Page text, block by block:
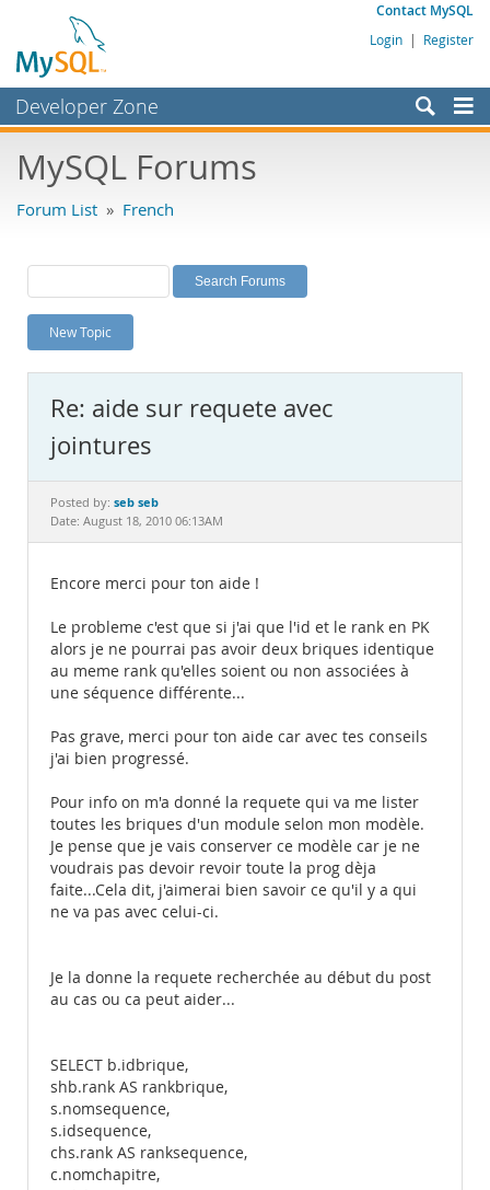
Contact MySQL
Login | Register
Developer Zone
Bugs
Labs
Planet MySQL
News and Events
MySQL.com
Downloads
Documentation
MySQL Forums
Forum List » French
New Topic
Re: aide sur requete avec
jointures
Posted by: seb seb
Date: August 18, 2010 06:13AM
Encore merci pour ton aide !
Le probleme c'est que si j'ai que l'id et le rank en PK
alors je ne pourrai pas avoir deux briques identique
au meme rank qu'elles soient ou non associées à
une séquence différente...
Pas grave, merci pour ton aide car avec tes conseils
j'ai bien progressé.
Pour info on m'a donné la requete qui va me lister
toutes les briques d'un module selon mon modèle.
Je pense que je vais conserver ce modèle car je ne
voudrais pas devoir revoir toute la prog dèja
faite...Cela dit, j'aimerai bien savoir ce qu'il y a qui
ne va pas avec celui-ci.
Je la donne la requete recherchée au début du post
au cas ou ca peut aider...
SELECT b.idbrique,
shb.rank AS rankbrique,
s.nomsequence,
s.idsequence,
chs.rank AS ranksequence,
c.nomchapitre,